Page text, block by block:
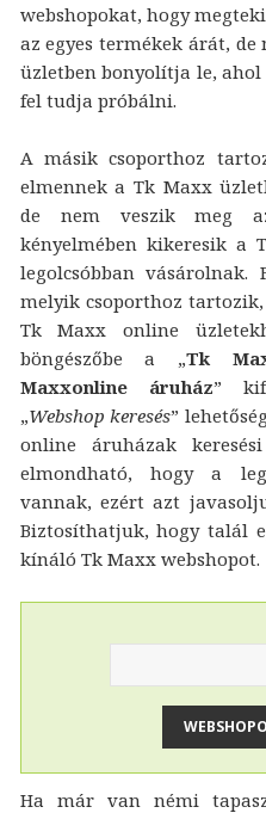
webshopokat, hogy
az egyes termékek árát,
üzletben bonyolítja le, ahol
fel tudja próbálni.
A másik csoporthoz
elmennek a Tk Maxx
de nem veszik meg
kényelmében kikeresik a
legolcsóbban
melyik csoporthoz
Tk Maxx online
böngészőbe a „Tk
Maxxonline áruház”
„Webshop keresés”
online áruházak
elmondható, hogy a
vannak, ezért azt
Biztosíthatjuk, hogy talál
kínáló Tk Maxx webshopot.
Ha már van némi